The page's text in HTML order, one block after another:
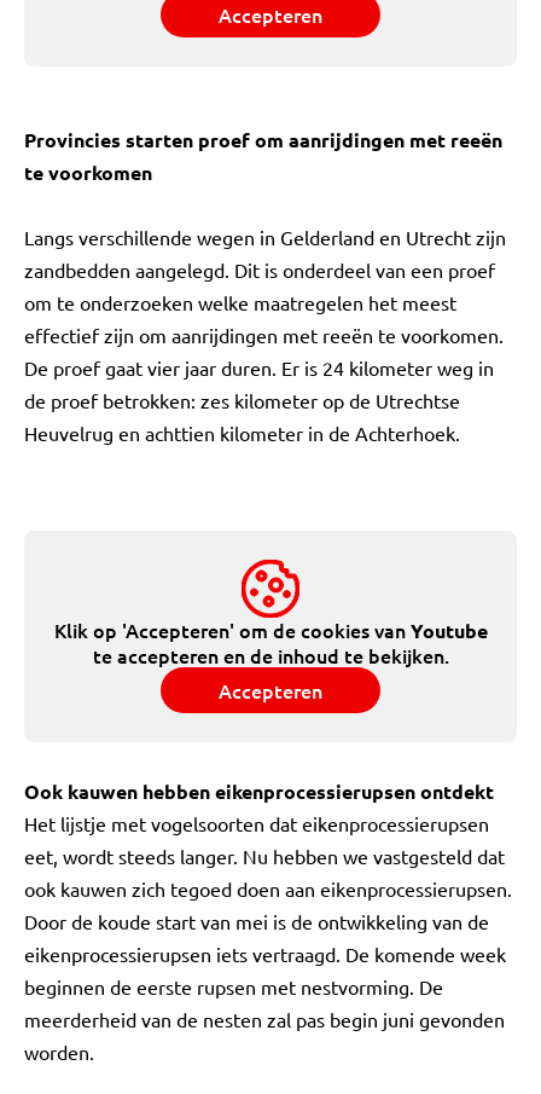
Accepteren
Provincies starten proef om aanrijdingen met reeën
te voorkomen
Langs verschillende wegen in Gelderland en Utrecht zijn
zandbedden aangelegd. Dit is onderdeel van een proef
om te onderzoeken welke maatregelen het meest
effectief zijn om aanrijdingen met reeën te voorkomen.
De proef gaat vier jaar duren. Er is 24 kilometer weg in
de proef betrokken: zes kilometer op de Utrechtse
Heuvelrug en achttien kilometer in de Achterhoek.
Klik op 'Accepteren' om de cookies vanYoutube
te accepteren en de inhoud te bekijken.
Accepteren
Ook kauwen hebben eikenprocessierupsen ontdekt
Het lijstje met vogelsoorten dat eikenprocessierupsen
eet, wordt steeds langer. Nu hebben we vastgesteld dat
ook kauwen zich tegoed doen aan eikenprocessierupsen.
Door de koude start van mei is de ontwikkeling van de
eikenprocessierupsen iets vertraagd. De komende week
beginnen de eerste rupsen met nestvorming. De
meerderheid van de nesten zal pas begin juni gevonden
worden.